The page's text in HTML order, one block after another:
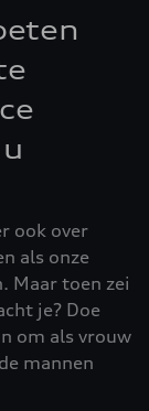
ook over
als onze
Maar toen zei
je? Doe
om als vrouw
mannen